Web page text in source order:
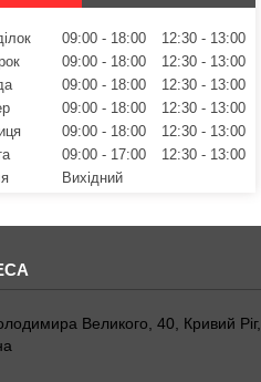
09:00 18:00 12:30
13:00
09:00 18:00 12:30
13:00
09:00 18:00 12:30
13:00
09:00 18:00 12:30
13:00
09:00 18:00 12:30
13:00
09:00 17:00 12:30
13:00
Вихідний
Великого, 40, Кривий Ріг,